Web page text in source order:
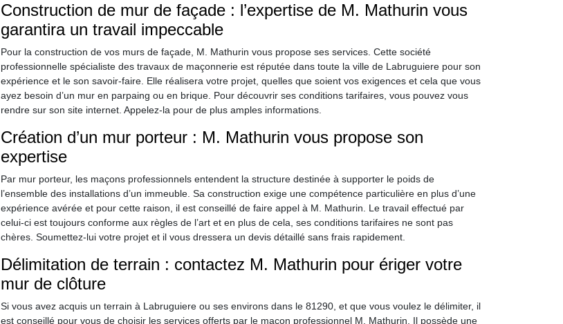
Construction de mur de façade : l’expertise de M. Mathurin vous
garantira un travail impeccable
Pour la construction de vos murs de façade, M. Mathurin vous propose ses services. Cette société
professionnelle spécialiste des travaux de maçonnerie est réputée dans toute la ville de Labruguiere pour son
expérience et le son savoir-faire. Elle réalisera votre projet, quelles que soient vos exigences et cela que vous
ayez besoin d’un mur en parpaing ou en brique. Pour découvrir ses conditions tarifaires, vous pouvez vous
rendre sur son site internet. Appelez-la pour de plus amples informations.
Création d’un mur porteur : M. Mathurin vous propose son
expertise
Par mur porteur, les maçons professionnels entendent la structure destinée à supporter le poids de
l’ensemble des installations d’un immeuble. Sa construction exige une compétence particulière en plus d’une
expérience avérée et pour cette raison, il est conseillé de faire appel à M. Mathurin. Le travail effectué par
celui-ci est toujours conforme aux règles de l’art et en plus de cela, ses conditions tarifaires ne sont pas
chères. Soumettez-lui votre projet et il vous dressera un devis détaillé sans frais rapidement.
Délimitation de terrain : contactez M. Mathurin pour ériger votre
mur de clôture
Si vous avez acquis un terrain à Labruguiere ou ses environs dans le 81290, et que vous voulez le délimiter, il
est conseillé pour vous de choisir les services offerts par le maçon professionnel M. Mathurin. Il possède une